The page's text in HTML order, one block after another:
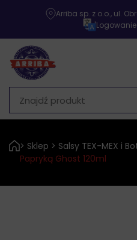
Arriba sp. z o.o., ul.
|
> Sklep > Salsy TEX-MEX i
Papryką Ghost 120ml